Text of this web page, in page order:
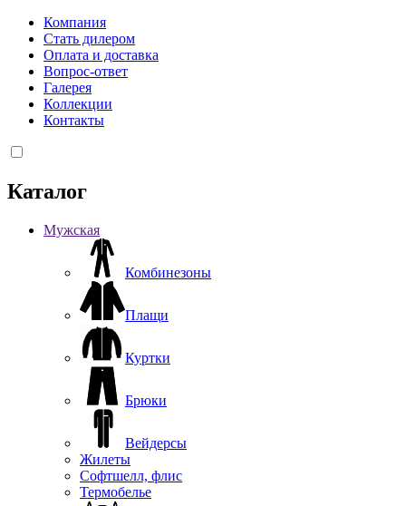
Компания
Стать дилером
Оплата и доставка
Вопрос-ответ
Галерея
Коллекции
Контакты
Каталог
Мужская
Комбинезоны
Плащи
Куртки
Брюки
Вейдерсы
Жилеты
Софтшелл, флис
Термобелье